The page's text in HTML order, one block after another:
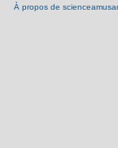
À propos de